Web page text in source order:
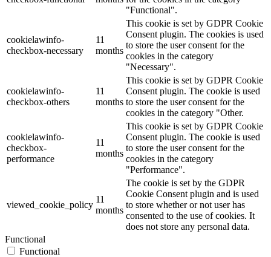
"Functional".
cookielawinfo-
checkbox-necessary
11
months
This cookie is set by GDPR Cookie
Consent plugin. The cookies is used
to store the user consent for the
cookies in the category
"Necessary".
cookielawinfo-
checkbox-others
11
months
This cookie is set by GDPR Cookie
Consent plugin. The cookie is used
to store the user consent for the
cookies in the category "Other.
cookielawinfo-
checkbox-
performance
11
months
This cookie is set by GDPR Cookie
Consent plugin. The cookie is used
to store the user consent for the
cookies in the category
"Performance".
viewed_cookie_policy
11
months
The cookie is set by the GDPR
Cookie Consent plugin and is used
to store whether or not user has
consented to the use of cookies. It
does not store any personal data.
Functional
Functional